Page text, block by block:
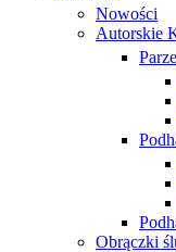
Nowości
Autorskie
Obrączki